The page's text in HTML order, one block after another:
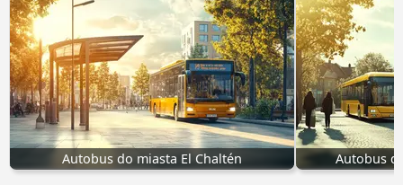
Autobus do miasta El Chaltén Autobus